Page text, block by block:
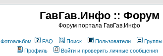
ГавГав.Инфо :: Форум
Форум портала ГавГав.Инфо
Фотоальбом FAQ Поиск Пользователи Группы
Профиль
Войти и проверить личные сообщения